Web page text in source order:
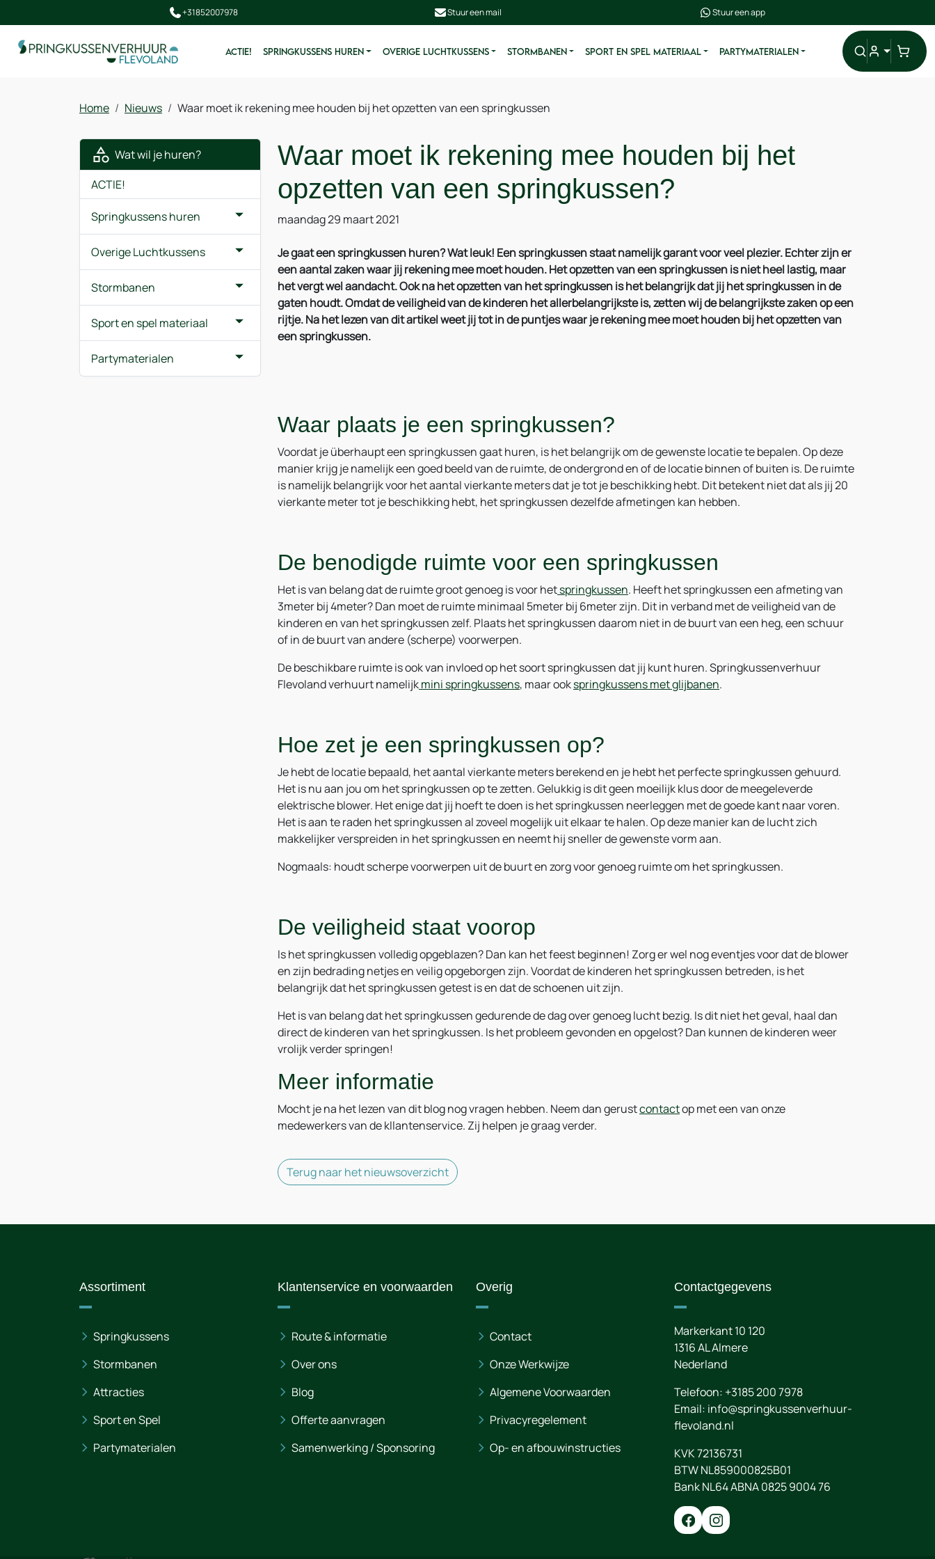
+31852007978 Stuur een mail Stuur een app
ACTIE! SPRINGKUSSENS HUREN OVERIGE LUCHTKUSSENS STORMBANEN SPORT EN SPEL MATERIAAL PARTYMATERIALEN
Home Nieuws Waar moet ik rekening mee houden bij het opzetten van een springkussen
Wat wil je huren?
ACTIE!
Springkussens huren
Overige Luchtkussens
Stormbanen
Sport en spel materiaal
Partymaterialen
Waar moet ik rekening mee houden bij het
opzetten van een springkussen?
maandag 29 maart 2021
Je gaat een springkussen huren? Wat leuk! Een springkussen staat namelijk garant voor veel plezier. Echter zijn er
een aantal zaken waar jij rekening mee moet houden. Het opzetten van een springkussen is niet heel lastig, maar
het vergt wel aandacht. Ook na het opzetten van het springkussen is het belangrijk dat jij het springkussen in de
gaten houdt. Omdat de veiligheid van de kinderen het allerbelangrijkste is, zetten wij de belangrijkste zaken op een
rijtje. Na het lezen van dit artikel weet jij tot in de puntjes waar je rekening mee moet houden bij het opzetten van
een springkussen.
Waar plaats je een springkussen?
Voordat je überhaupt een springkussen gaat huren, is het belangrijk om de gewenste locatie te bepalen. Op deze
manier krijg je namelijk een goed beeld van de ruimte, de ondergrond en of de locatie binnen of buiten is. De ruimte
is namelijk belangrijk voor het aantal vierkante meters dat je tot je beschikking hebt. Dit betekent niet dat als jij 20
vierkante meter tot je beschikking hebt, het springkussen dezelfde afmetingen kan hebben.
De benodigde ruimte voor een springkussen
Het is van belang dat de ruimte groot genoeg is voor hetspringkussen. Heeft het springkussen een afmeting van
3meter bij 4meter? Dan moet de ruimte minimaal 5meter bij 6meter zijn. Dit in verband met de veiligheid van de
kinderen en van het springkussen zelf. Plaats het springkussen daarom niet in de buurt van een heg, een schuur
of in de buurt van andere (scherpe) voorwerpen.
De beschikbare ruimte is ook van invloed op het soort springkussen dat jij kunt huren. Springkussenverhuur
Flevoland verhuurt namelijkmini springkussens, maar ookspringkussens met glijbanen.
Hoe zet je een springkussen op?
Je hebt de locatie bepaald, het aantal vierkante meters berekend en je hebt het perfecte springkussen gehuurd.
Het is nu aan jou om het springkussen op te zetten. Gelukkig is dit geen moeilijk klus door de meegeleverde
elektrische blower. Het enige dat jij hoeft te doen is het springkussen neerleggen met de goede kant naar voren.
Het is aan te raden het springkussen al zoveel mogelijk uit elkaar te halen. Op deze manier kan de lucht zich
makkelijker verspreiden in het springkussen en neemt hij sneller de gewenste vorm aan.
Nogmaals: houdt scherpe voorwerpen uit de buurt en zorg voor genoeg ruimte om het springkussen.
De veiligheid staat voorop
Is het springkussen volledig opgeblazen? Dan kan het feest beginnen! Zorg er wel nog eventjes voor dat de blower
en zijn bedrading netjes en veilig opgeborgen zijn. Voordat de kinderen het springkussen betreden, is het
belangrijk dat het springkussen getest is en dat de schoenen uit zijn.
Het is van belang dat het springkussen gedurende de dag over genoeg lucht bezig. Is dit niet het geval, haal dan
direct de kinderen van het springkussen. Is het probleem gevonden en opgelost? Dan kunnen de kinderen weer
vrolijk verder springen!
Meer informatie
Mocht je na het lezen van dit blog nog vragen hebben. Neem dan gerustcontactop met een van onze
medewerkers van de kllantenservice. Zij helpen je graag verder.
Terug naar het nieuwsoverzicht
Assortiment
Springkussens
Stormbanen
Attracties
Sport en Spel
Partymaterialen
Klantenservice en voorwaarden
Route & informatie
Over ons
Blog
Offerte aanvragen
Samenwerking / Sponsoring
Overig
Contact
Onze Werkwijze
Algemene Voorwaarden
Privacyregelement
Op- en afbouwinstructies
Contactgegevens
Markerkant 10 120
1316 ALAlmere
Nederland
Telefoon: +3185 200 7978
Email: info@springkussenverhuur-
flevoland.nl
KVK 72136731
BTW NL859000825B01
Bank NL64 ABNA 0825 9004 76